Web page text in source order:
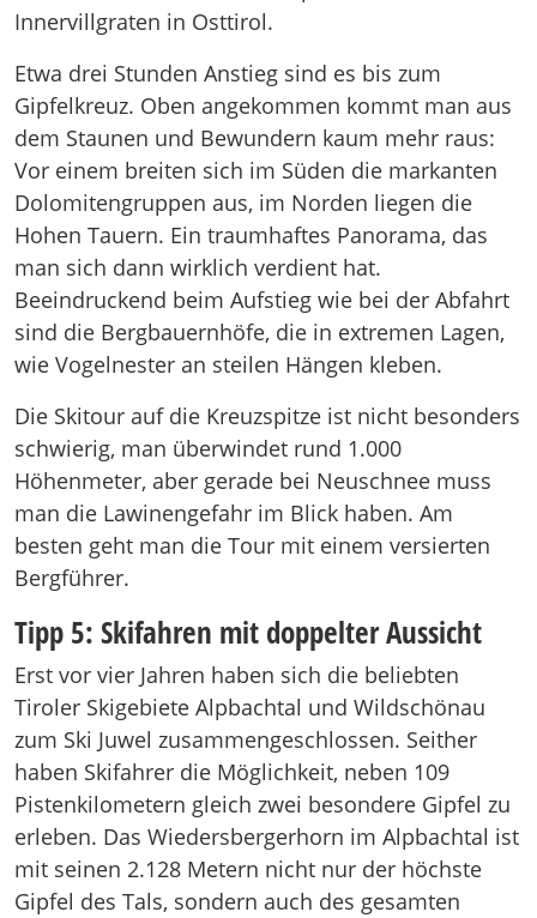
Innervillgraten in Osttirol.
Etwa drei Stunden Anstieg sind es bis zum
Gipfelkreuz. Oben angekommen kommt man aus
dem Staunen und Bewundern kaum mehr raus:
Vor einem breiten sich im Süden die markanten
Dolomitengruppen aus, im Norden liegen die
Hohen Tauern. Ein traumhaftes Panorama, das
man sich dann wirklich verdient hat.
Beeindruckend beim Aufstieg wie bei der Abfahrt
sind die Bergbauernhöfe, die in extremen Lagen,
wie Vogelnester an steilen Hängen kleben.
Die Skitour auf die Kreuzspitze ist nicht besonders
schwierig, man überwindet rund 1.000
Höhenmeter, aber gerade bei Neuschnee muss
man die Lawinengefahr im Blick haben. Am
besten geht man die Tour mit einem versierten
Bergführer.
Tipp 5: Skifahren mit doppelter Aussicht
Erst vor vier Jahren haben sich die beliebten
Tiroler Skigebiete Alpbachtal und Wildschönau
zum Ski Juwel zusammengeschlossen. Seither
haben Skifahrer die Möglichkeit, neben 109
Pistenkilometern gleich zwei besondere Gipfel zu
erleben. Das Wiedersbergerhorn im Alpbachtal ist
mit seinen 2.128 Metern nicht nur der höchste
Gipfel des Tals, sondern auch des gesamten